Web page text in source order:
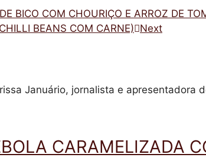
BICO COM CHOURIÇO E ARROZ DE
BEANS COM CARNE) Next
Januário, jornalista e apresentadora
CARAMELIZADA